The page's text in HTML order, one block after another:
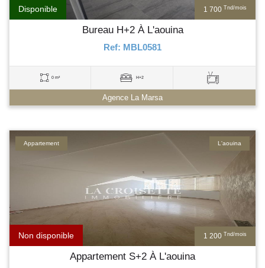
1 700 Tnd/mois
Disponible
Bureau H+2 À L'aouina
Ref: MBL0581
0 m² H+2
Agence La Marsa
1 200 Tnd/mois
Non disponible
L'aouina
Appartement
Appartement S+2 À L'aouina